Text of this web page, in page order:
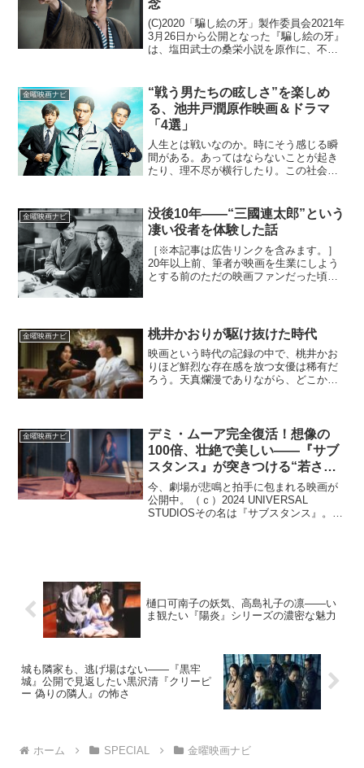
念
(C)2020「騙し絵の牙」製作委員会2021年
3月26日から公開となった『騙し絵の牙』
は、塩田武士の桑栄小説を原作に、不況
心と、そこから紡がれていく騙し騙され
の駆け引...
金曜映画ナビ
“戦う男たちの眩しさ”を楽しめ
る、池井戸潤原作映画＆ドラマ
「4選」
人生とは戦いなのか。時にそう感じる瞬
間がある。あってはならないことが起き
たり、理不尽が横行したり。この社会は
るべきか。どう進めばよいのだろうか。
その大いなるヒントを示し...
金曜映画ナビ
没後10年——“三國連太郎”という
凄い役者を体験した話
［※本記事は広告リンクを含みます。］
20年以上前、筆者が映画を生業にしよう
とする前のただの映画ファンだった頃
画の見せ場が始まっていまし...
金曜映画ナビ 桃井かおりが駆け抜けた時代
映画という時代の記録の中で、桃井かお
りほど鮮烈な存在感を放つ女優は稀有だ
ろう。天真爛漫でありながら、どこか冷
の幅と深化を辿る。女優・...
金曜映画ナビ
デミ・ムーア完全復活！想像の
100倍、壮絶で美しい――『サブ
スタンス』が突きつける“若さと
美”の正体。そして、今こそ観た
いマーガレット・クアリーの原点
『ナイスガイズ！』
今、劇場が悲鳴と拍手に包まれる映画が
公開中。（ｃ）2024 UNIVERSAL
STUDIOSその名は『サブスタンス』。主
樋口可南子の妖気、高島礼子の凛――い
ま観たい『陽炎』シリーズの濃密な魅力
城も隣家も、逃げ場はない――『黒牢
城』公開で見返したい黒沢清『クリーピ
ー 偽りの隣人』の怖さ
ホーム SPECIAL 金曜映画ナビ